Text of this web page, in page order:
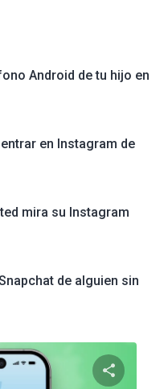
Android de tu hijo en
en Instagram de
mira su Instagram
de alguien sin